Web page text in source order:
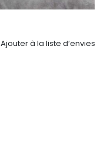
Ajouter à la liste d’envies
,Chocolats et douceurs,